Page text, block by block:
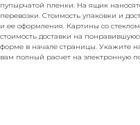
пупырчатой пленки. На ящик
перевозки. Стоимость упаковки и
и ее оформления. Картины со
стоимость доставки на
форме в начале страницы. Укажите
вам полный расчет на электронную